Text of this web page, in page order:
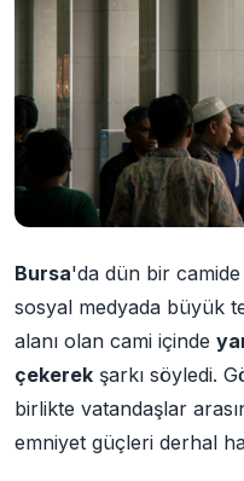
Bursa'da dün bir
sosyal medyada büyük
alanı olan cami içinde
çekerek şarkı söyledi.
birlikte vatandaşlar
emniyet güçleri derhal